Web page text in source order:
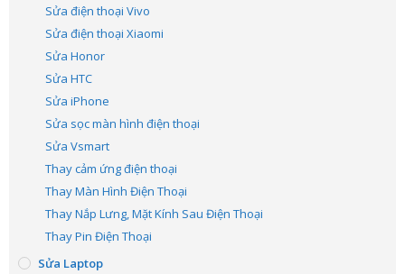
Sửa điện thoại Vivo
Sửa điện thoại Xiaomi
Sửa Honor
Sửa HTC
Sửa iPhone
Sửa sọc màn hình điện thoại
Sửa Vsmart
Thay cảm ứng điện thoại
Thay Màn Hình Điện Thoại
Thay Nắp Lưng, Mặt Kính Sau Điện Thoại
Thay Pin Điện Thoại
Sửa Laptop